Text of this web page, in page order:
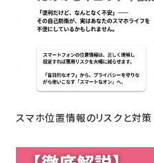
スマホ位置情報のリスクと対